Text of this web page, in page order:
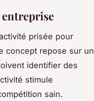
prisée pour
concept repose sur un
identifier des
stimule
sain.